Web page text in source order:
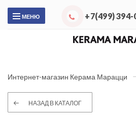
МЕНЮ +7(499) 394-
Интернет-магазин Керама Марацци
НАЗАД В КАТАЛОГ